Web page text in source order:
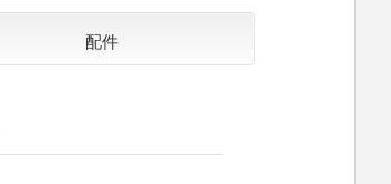
配件